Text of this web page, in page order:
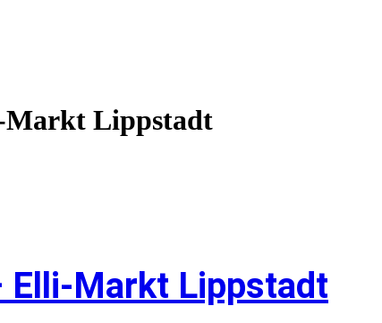
Markt Lippstadt
Elli-Markt Lippstadt